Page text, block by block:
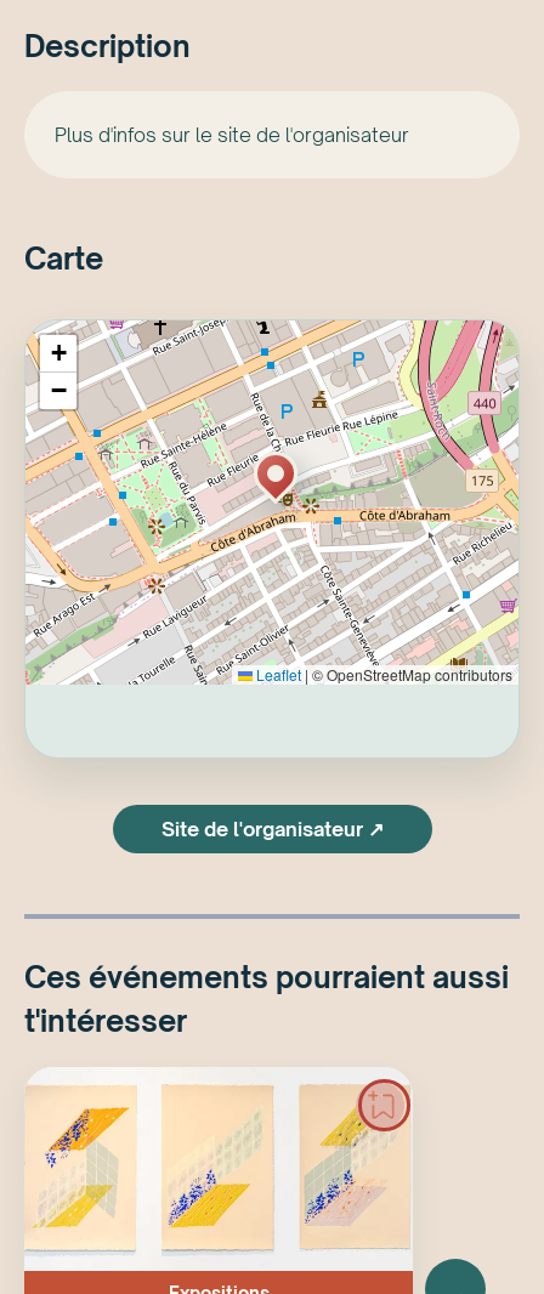
Description
Plus d'infos sur le site de l'organisateur
Carte
+
−
Leaflet | © OpenStreetMap contributors
Site de l'organisateur ↗
Ces événements pourraient aussi
t'intéresser